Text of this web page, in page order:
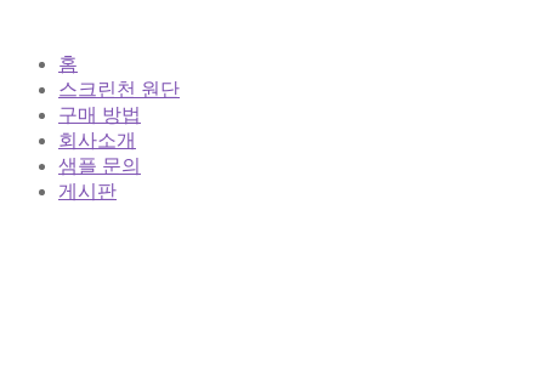
홈
스크린천 원단
구매 방법
회사소개
샘플 문의
게시판